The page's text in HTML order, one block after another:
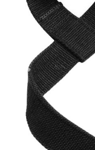
Vorige